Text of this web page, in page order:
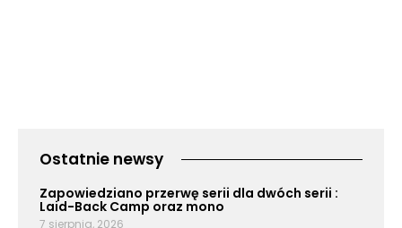
Ostatnie newsy
Zapowiedziano przerwę serii dla dwóch serii :
Laid-Back Camp oraz mono
7 sierpnia, 2026